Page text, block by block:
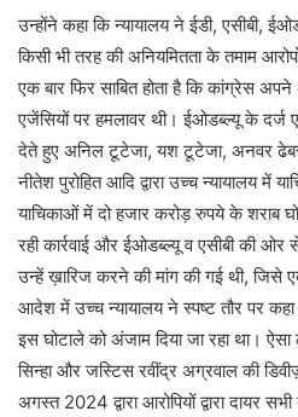
उन्होंने कहा कि न्यायालय ने ईडी, एसीबी,
किसी भी तरह की अनियमितता के तमाम
एक बार फिर साबित होता है कि कांग्रेस अपने
एजेंसियों पर हमलावर थी। ईओडब्ल्यू के
देते हुए अनिल टूटेजा, यश टूटेजा, अनवर
नीतेश पुरोहित आदि द्वारा उच्च न्यायालय में
याचिकाओं में दो हजार करोड़ रुपये के शराब
रही कार्रवाई और ईओडब्ल्यू व एसीबी की
उन्हें ख़ारिज करने की मांग की गई थी,
आदेश में उच्च न्यायालय ने स्पष्ट तौर पर
इस घोटाले को अंजाम दिया जा रहा था।
सिन्हा और जस्टिस रवींद्र अग्रवाल की
अगस्त 2024 द्वारा आरोपियों द्वारा दायर